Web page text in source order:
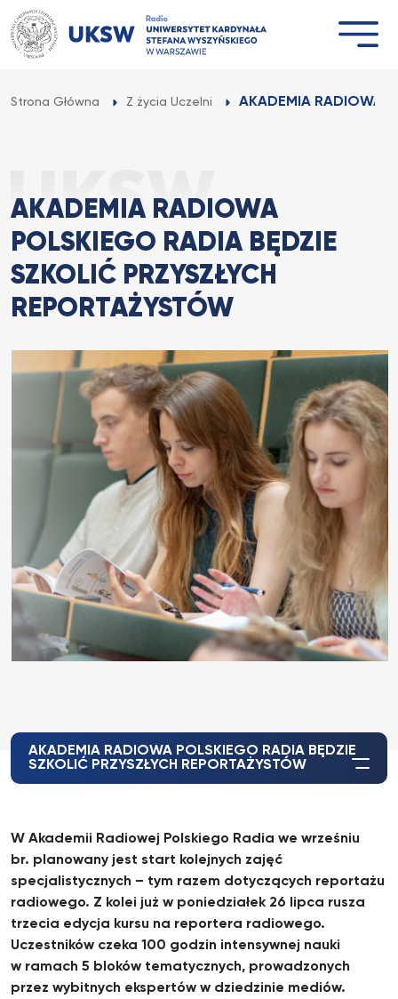
Przejdź
do
treści
Strona Główna Z życia Uczelni AKADEMIA RADIOWA
AKADEMIA RADIOWA
POLSKIEGO RADIA BĘDZIE
SZKOLIĆ PRZYSZŁYCH
REPORTAŻYSTÓW
AKADEMIA RADIOWA POLSKIEGO RADIA BĘDZIE
SZKOLIĆ PRZYSZŁYCH REPORTAŻYSTÓW
W Akademii Radiowej Polskiego Radia we wrześniu
br. planowany jest start kolejnych zajęć
specjalistycznych – tym razem dotyczących reportażu
radiowego. Z kolei już w poniedziałek 26 lipca rusza
trzecia edycja kursu na reportera radiowego.
Uczestników czeka 100 godzin intensywnej nauki
w ramach 5 bloków tematycznych, prowadzonych
przez wybitnych ekspertów w dziedzinie mediów.